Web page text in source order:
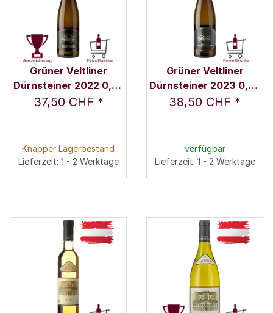
Grüner Veltliner
Dürnsteiner 2022 0,75
l - F.X. Pichler
37,50 CHF *
Knapper Lagerbestand
Lieferzeit: 1 - 2 Werktage
Grüner Veltliner
Dürnsteiner 2023 0,75
l - F.X. Pichler
38,50 CHF *
verfügbar
Lieferzeit: 1 - 2 Werktage